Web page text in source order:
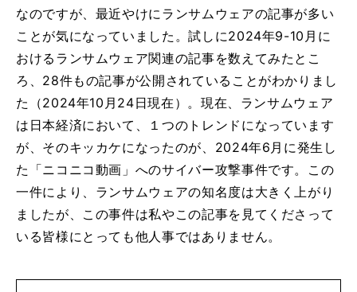
なのですが、最近やけにランサムウェアの記事が多い
ことが気になっていました。試しに2024年9-10月に
おけるランサムウェア関連の記事を数えてみたとこ
ろ、28件もの記事が公開されていることがわかりまし
た（2024年10月24日現在）。現在、ランサムウェア
は日本経済において、１つのトレンドになっています
が、そのキッカケになったのが、2024年6月に発生し
た「ニコニコ動画」へのサイバー攻撃事件です。この
一件により、ランサムウェアの知名度は大きく上がり
ましたが、この事件は私やこの記事を見てくださって
いる皆様にとっても他人事ではありません。